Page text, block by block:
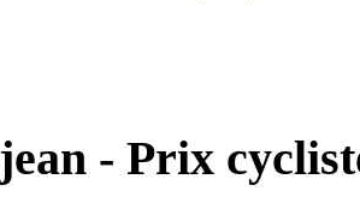
- Prix